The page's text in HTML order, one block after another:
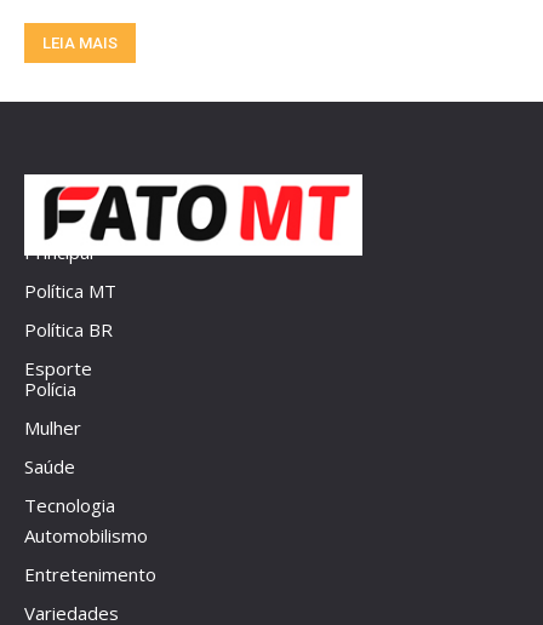
LEIA MAIS
Principal
Política MT
Política BR
Esporte
Polícia
Mulher
Saúde
Tecnologia
Automobilismo
Entretenimento
Variedades